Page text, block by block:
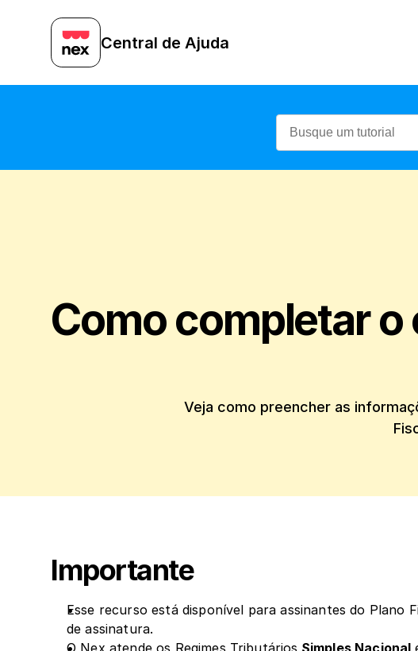
Central de Ajuda
Como completar
Veja como preencher as
‍Importante
Esse recurso está disponível para assinantes do Plano
de assinatura.
O Nex atende os Regimes Tributários Simples Nacional